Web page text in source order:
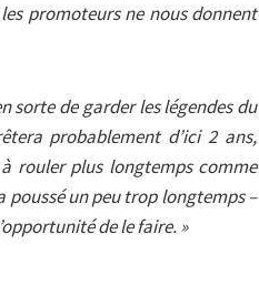
promoteurs ne nous donnent
sorte de garder les légendes du
probablement d’ici 2 ans,
rouler plus longtemps comme
poussé un peu trop longtemps –
de le faire. »